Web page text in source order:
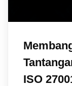
ISO